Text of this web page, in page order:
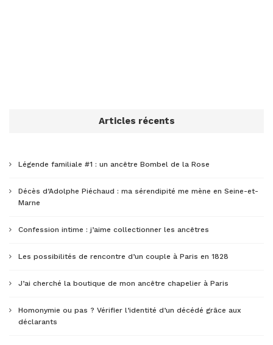
Articles récents
Légende familiale #1 : un ancêtre Bombel de la Rose
Décès d’Adolphe Piéchaud : ma sérendipité me mène en Seine-et-
Marne
Confession intime : j’aime collectionner les ancêtres
Les possibilités de rencontre d’un couple à Paris en 1828
J’ai cherché la boutique de mon ancêtre chapelier à Paris
Homonymie ou pas ? Vérifier l’identité d’un décédé grâce aux
déclarants